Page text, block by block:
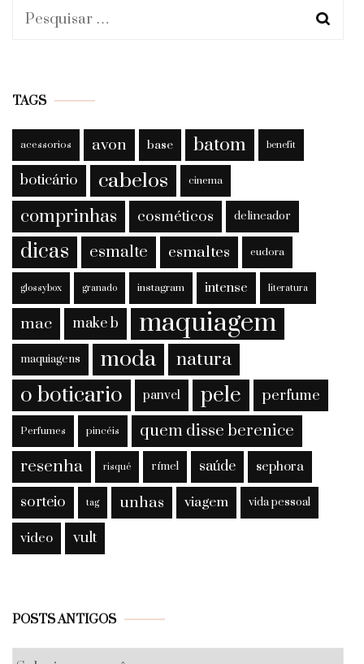
Pesquisar
TAGS
acessorios avon base batom benefit
boticário cabelos cinema
comprinhas cosméticos delineador
dicas esmalte esmaltes eudora
glossybox granado instagram intense literatura
mac make b maquiagem
maquiagens moda natura
o boticario panvel pele perfume
Perfumes pincéis quem disse berenice
resenha risqué rímel saúde sephora
sorteio tag unhas viagem vida pessoal
video vult
POSTS ANTIGOS
Posts